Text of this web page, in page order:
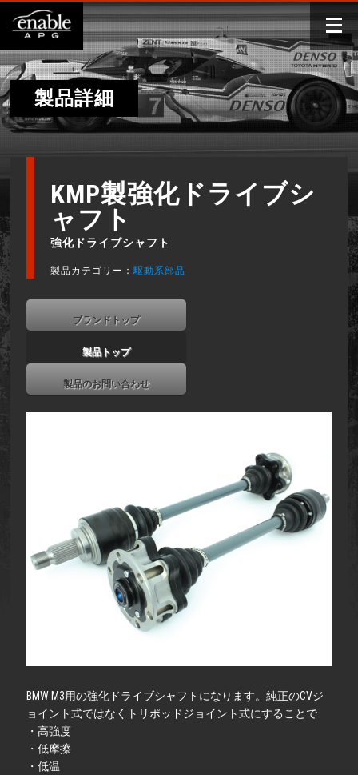
製品詳細
KMP製強化ドライブシ
ャフト
強化ドライブシャフト
製品カテゴリー：駆動系部品
ブランドトップ
製品トップ
製品のお問い合わせ
BMW M3用の強化ドライブシャフトになります。純正のCVジ
ョイント式ではなくトリポッドジョイント式にすることで
・高強度
・低摩擦
・低温